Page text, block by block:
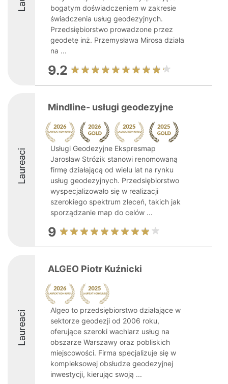
bogatym doświadczeniem w zakresie
świadczenia usług geodezyjnych.
Przedsiębiorstwo prowadzone przez
geodetę inż. Przemysława Mirosa działa
na ...
9.2
Laureaci
Mindline- usługi geodezyjne
Usługi Geodezyjne Ekspresmap
Jarosław Strózik stanowi renomowaną
firmę działającą od wielu lat na rynku
usług geodezyjnych. Przedsiębiorstwo
wyspecjalizowało się w realizacji
szerokiego spektrum zleceń, takich jak
sporządzanie map do celów ...
9
Laureaci
ALGEO Piotr Kuźnicki
Algeo to przedsiębiorstwo działające w
sektorze geodezji od 2006 roku,
oferujące szeroki wachlarz usług na
obszarze Warszawy oraz pobliskich
miejscowości. Firma specjalizuje się w
kompleksowej obsłudze geodezyjnej
inwestycji, kierując swoją ...